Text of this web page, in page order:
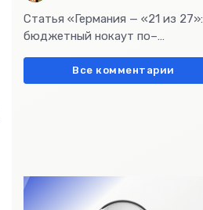
Статья «Германия — «21 из 27»:
бюджетный нокаут по–
подчеркивает остроту
Все комментарии